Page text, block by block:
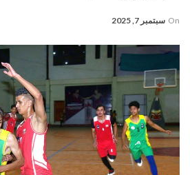
On سبتمبر 7, 2025